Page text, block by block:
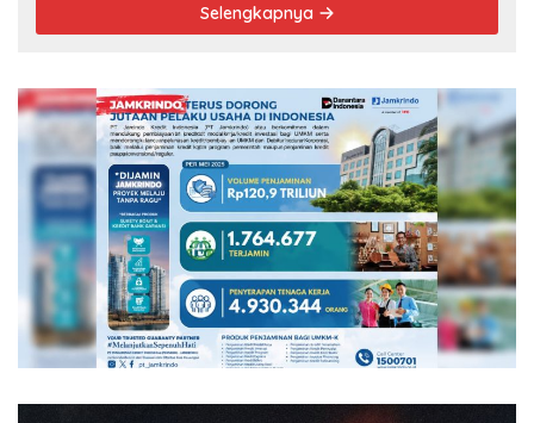
Selengkapnya